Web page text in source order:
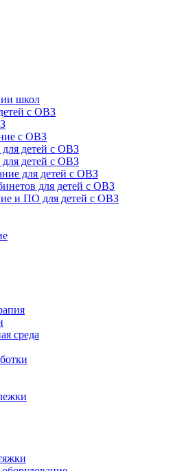
школ
с ОВЗ
с ОВЗ
детей с ОВЗ
для детей с ОВЗ
для детей с ОВЗ
для детей с ОВЗ
и ПО для детей с ОВЗ
среда